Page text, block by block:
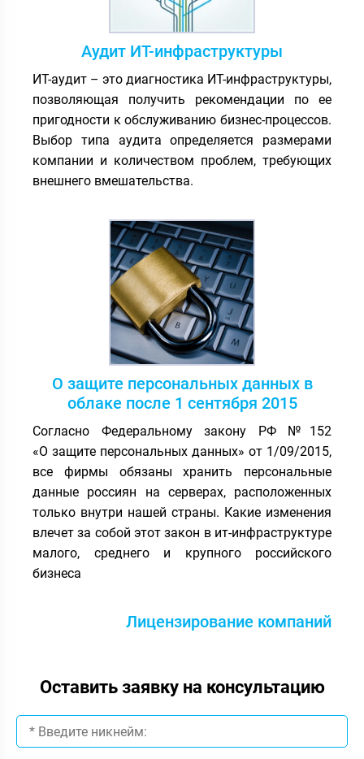
Аудит ИТ-инфраструктуры
ИТ-аудит – это диагностика ИТ-инфраструктуры,
позволяющая получить рекомендации по ее
пригодности к обслуживанию бизнес-процессов.
Выбор типа аудита определяется размерами
компании и количеством проблем, требующих
внешнего вмешательства.
О защите персональных данных в
облаке после 1 сентября 2015
Согласно Федеральному закону РФ №152
«О защите персональных данных» от 1/09/2015,
все фирмы обязаны хранить персональные
данные россиян на серверах, расположенных
только внутри нашей страны. Какие изменения
влечет за собой этот закон в ит-инфраструктуре
малого, среднего и крупного российского
бизнеса
Лицензирование компаний
Оставить заявку на консультацию